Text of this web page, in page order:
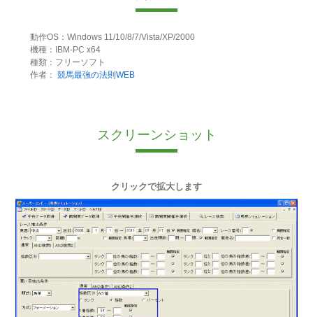
動作OS：Windows 11/10/8/7/Vista/XP/2000
機種：IBM-PC x64
種類：フリーソフト
作者： 競馬最強の法則WEB
スクリーンショット
クリックで拡大します